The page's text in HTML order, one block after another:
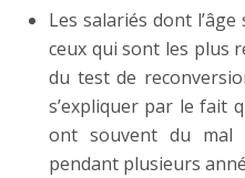
Les salariés dont
ceux qui sont les plus
du test de
s’expliquer par le fait
ont souvent du mal
pendant plusieurs